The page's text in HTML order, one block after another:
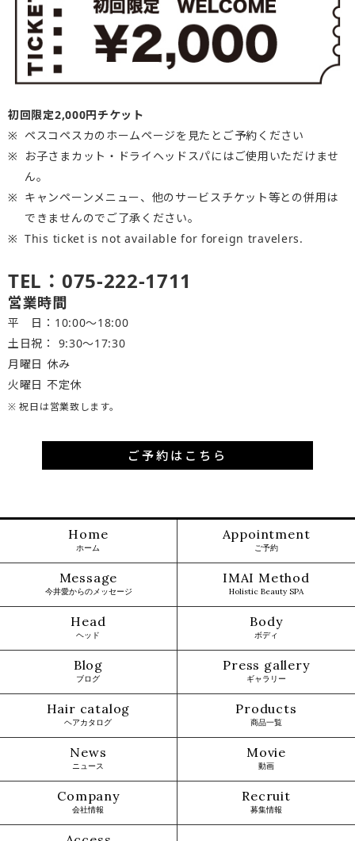
初回限定2,000円チケット
ペスコペスカのホームページを見たとご予約ください
お子さまカット・ドライヘッドスパにはご使用いただけませ
ん。
キャンペーンメニュー、他のサービスチケット等との併用は
できませんのでご了承ください。
This ticket is not available for foreign travelers.
TEL：075-222-1711
営業時間
平 日：10:00～18:00
土日祝： 9:30〜17:30
月曜日 休み
火曜日 不定休
※ 祝日は営業致します。
ご予約はこちら
Home
ホーム
Appointment
ご予約
Message
今井愛からのメッセージ
IMAI Method
Holistic Beauty SPA
Head
ヘッド
Body
ボディ
Blog
ブログ
Press gallery
ギャラリー
Hair catalog
ヘアカタログ
Products
商品一覧
News
ニュース
Movie
動画
Company
会社情報
Recruit
募集情報